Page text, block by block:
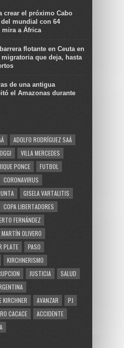
crear el próximo Cabo
mundial con 64
mira a África
flotante en Ceuta en
que deja, hasta
de una antigua
el Amazonas durante
ADOLFO RODRÍGUEZ SAÁ
VILLA MERCEDES
PONCE
FUTBOL
CORONAVIRUS
GISELA VARTALITIS
COPA LIBERTADORES
FERNÁNDEZ
MARTÍN OLIVERO
PLATE
PASO
KIRCHNERISMO
JUSTICIA
SALUD
KIRCHNER
AVANZAR
PJ
CACACE
ACCIDENTE